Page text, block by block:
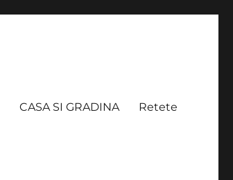
CASA SI GRADINA Retete